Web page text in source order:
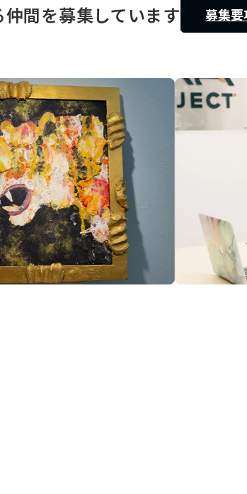
ホテル清掃
間を募集しています 募集